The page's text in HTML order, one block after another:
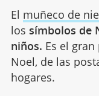
El muñeco de
los símbolos de
niños. Es el
Noel, de las
hogares.